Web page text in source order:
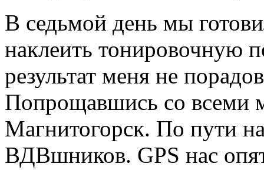
В седьмой день мы
наклеить тонировочную
результат меня не
Попрощавшись со всеми
Магнитогорск. По пути
ВДВшников. GPS нас